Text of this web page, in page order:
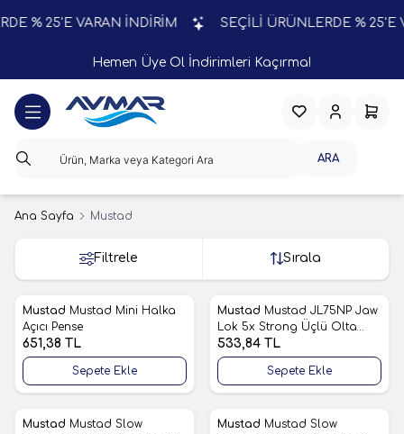
% 25'E VARAN İNDİRİM SEÇİLİ ÜRÜNLERDE % 25'E
Hemen Üye Ol İndirimleri Kaçırma!
ARA
FavorilerimHesabım
Ana Sayfa Mustad
Filtrele Sırala
Favorilere Ekle
Mustad Mustad Mini Halka
Açıcı Pense
651,38 TL
Sepete Ekle
Favorilere Ekle
Mustad Mustad JL75NP Jaw
Lok 5x Strong Üçlü Olta
İğnesi
533,84 TL
Sepete Ekle
Mustad Mustad Slow
Mustad Mustad Slow